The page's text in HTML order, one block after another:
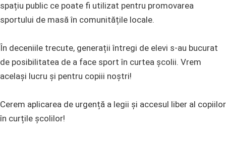
spațiu public ce poate fi utilizat pentru promovarea
sportului de masă în comunitățile locale.
În deceniile trecute, generații întregi de elevi s-au bucurat
de posibilitatea de a face sport în curtea școlii. Vrem
același lucru și pentru copiii noștri!
Cerem aplicarea de urgență a legii și accesul liber al copiilor
în curțile școlilor!